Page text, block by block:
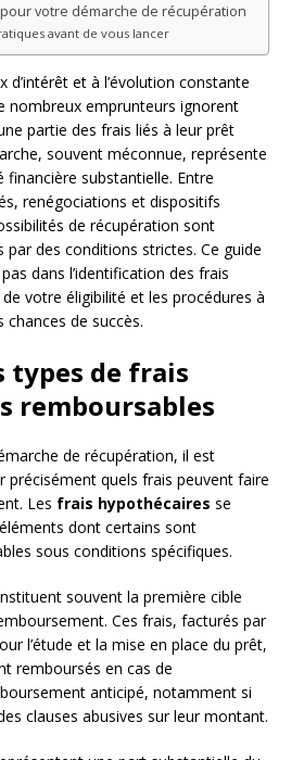
votre démarche de récupération
avant de vous lancer
d’intérêt et à l’évolution constante
nombreux emprunteurs ignorent
partie des frais liés à leur prêt
souvent méconnue, représente
substantielle. Entre
renégociations et dispositifs
de récupération sont
par des conditions strictes. Ce guide
dans l’identification des frais
votre éligibilité et les procédures à
de succès.
types de frais
remboursables
de récupération, il est
précisément quels frais peuvent faire
Les frais hypothécaires se
dont certains sont
sous conditions spécifiques.
souvent la première cible
Ces frais, facturés par
l’étude et la mise en place du prêt,
remboursés en cas de
anticipé, notamment si
clauses abusives sur leur montant.